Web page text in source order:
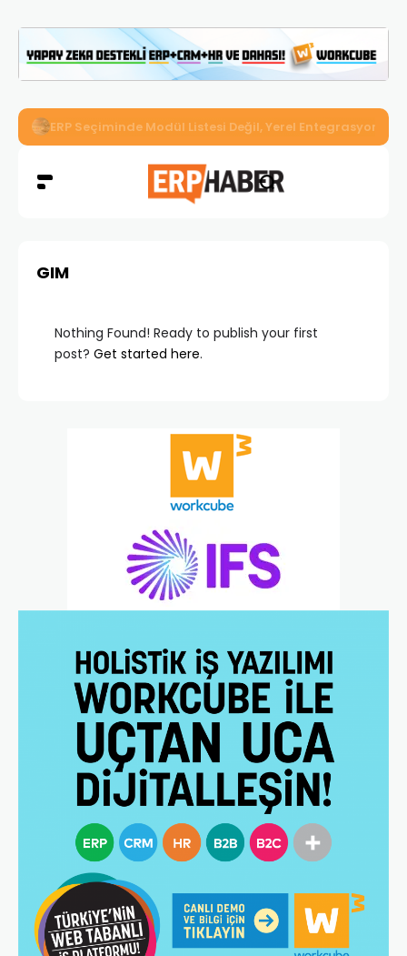
İkizler Aydınlatma, Workcube ERP ile Üretim, Satış ve
GIM
Nothing Found! Ready to publish your first
post? Get started here.